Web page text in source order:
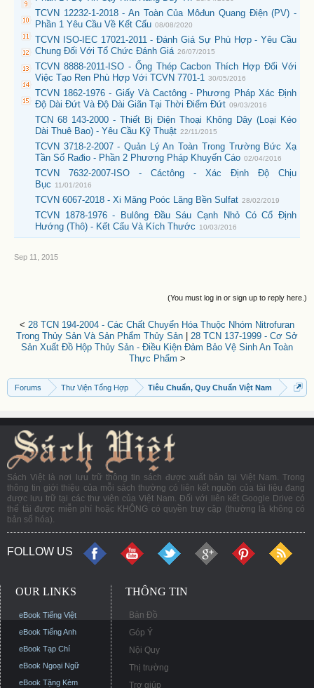
TCVN 12232-1-2018 - An Toàn Của Môđun Quang Điện (PV) -
Phần 1 Yêu Cầu Về Kết Cấu 08/08/2020
TCVN ISO-IEC 17021-2011 - Đánh Giá Sự Phù Hợp - Yêu Cầu
Chung Đối Với Tổ Chức Đánh Giá 26/07/2015
TCVN 8888-2011-ISO - Ống Thép Cacbon Thích Hợp Đối Với
Việc Tạo Ren Phù Hợp Với TCVN 7701-1
30/05/2016
TCVN 1862-1976 - Giấy Và Cactông - Phương Pháp Xác Định
Độ Dài Đứt Và Độ Dài Giãn Tại Thời Điểm Đứt 09/03/2016
TCN 68 143-2000 - Thiết Bị Điện Thoại Không Dây (Loại Kéo
Dài Thuê Bao) - Yêu Cầu Kỹ Thuật 22/11/2015
TCVN 3718-2-2007 - Quản Lý An Toàn Trong Trường Bức Xạ
Tần Số Rađio - Phần 2 Phương Pháp Khuyến Cáo 02/04/2016
TCVN 7632-2007-ISO - Cáctông - Xác Định Độ Chịu
Bục
11/01/2016
TCVN 6067-2018 - Xi Măng Poóc Lăng Bền Sulfat 28/02/2019
TCVN 1878-1976 - Bulông Đầu Sáu Cạnh Nhỏ Có Cổ Định
Hướng (Thô) - Kết Cấu Và Kích Thước
10/03/2016
Sep 11, 2015
(You must log in or sign up to reply here.)
< 28 TCN 194-2004 - Các Chất Chuyển Hóa Thuộc Nhóm Nitrofuran
Trong Thủy Sản Và Sản Phẩm Thủy Sản
28 TCN 137-1999 - Cơ Sở
Sản Xuất Đồ Hộp Thủy Sản - Ðiều Kiện Đảm Bảo Vệ Sinh An Toàn
Thực Phẩm >
Forums Thư Viện Tổng Hợp Tiêu Chuẩn, Quy Chuẩn Việt Nam
Sách Việt là nơi lưu trữ thông tin sách được xuất bản tại Việt Nam. Trong
thông tin giới thiệu của mỗi sách thường có liên kết nguồn của tài liệu đang
được lưu trữ tại các thư viện của Việt Nam. Đối với liên kết Google Drive có
thể tải được miễn phí hoặc KHÔNG có quyền truy cập (thường là không có
bản số hóa).
FOLLOW US
OUR LINKS
eBook Tiếng Việt
eBook Tiếng Anh
eBook Tạp Chí
eBook Ngoại Ngữ
eBook Tặng Kèm
THÔNG TIN
Bản Đồ
Góp Ý
Nội Quy
Thị trường
Trợ giúp